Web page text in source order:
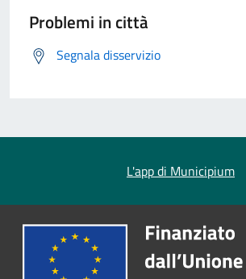
Problemi in città
Segnala disservizio
L'app di Municipium